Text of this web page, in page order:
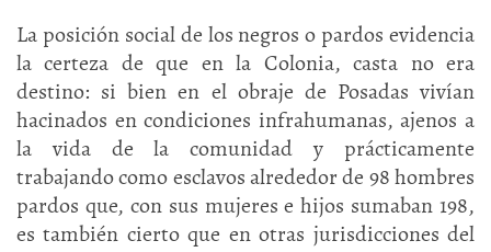
La posición social de los negros o pardos evidencia
la certeza de que en la Colonia, casta no era
destino: si bien en el obraje de Posadas vivían
hacinados en condiciones infrahumanas, ajenos a
la vida de la comunidad y prácticamente
trabajando como esclavos alrededor de 98 hombres
pardos que, con sus mujeres e hijos sumaban 198,
es también cierto que en otras jurisdicciones del